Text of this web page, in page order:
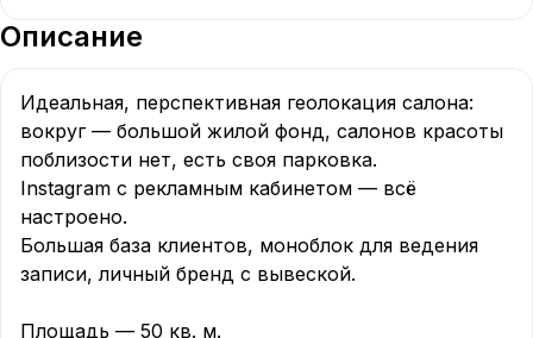
Описание
Идеальная, перспективная геолокация салона:
вокруг — большой жилой фонд, салонов красоты
поблизости нет, есть своя парковка.
Instagram с рекламным кабинетом — всё
настроено.
Большая база клиентов, моноблок для ведения
записи, личный бренд с вывеской.
Площадь — 50 кв. м.